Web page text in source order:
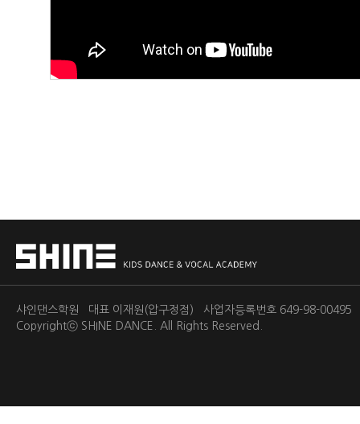
샤인댄스학원 대표 이재원(압구정점) 사업자등록번호 649-98-
Copyrightⓒ SHINE DANCE. All Rights Reserved.